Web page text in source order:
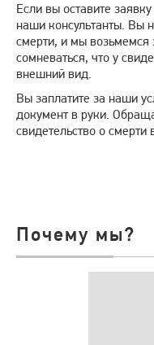
Если вы оставите
наши консультанты. Вы
смерти, и мы
сомневаться, что у
внешний вид.
Вы заплатите за наши
документ в руки.
свидетельство о смерти
Почему мы?